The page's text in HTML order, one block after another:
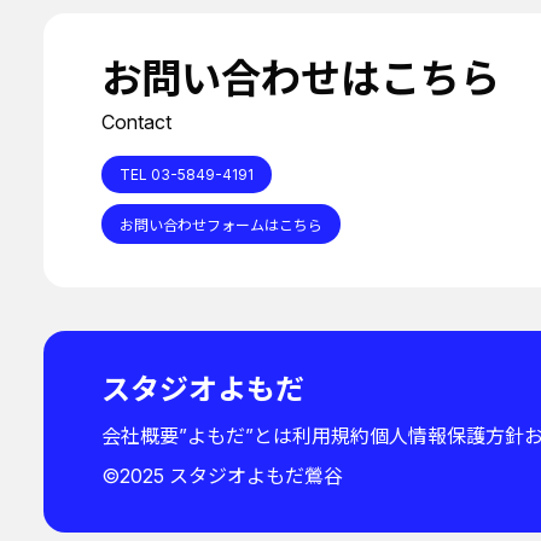
お問い合わせはこちら
Contact
TEL 03-5849-4191
お問い合わせフォームはこちら
スタジオよもだ
会社概要”よもだ”とは利用規約個人情報保護方針
©︎2025 スタジオよもだ鶯谷